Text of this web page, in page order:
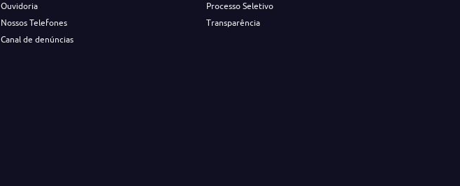
Ouvidoria
Nossos Telefones
Canal de denúncias
Processo Seletivo
Transparência